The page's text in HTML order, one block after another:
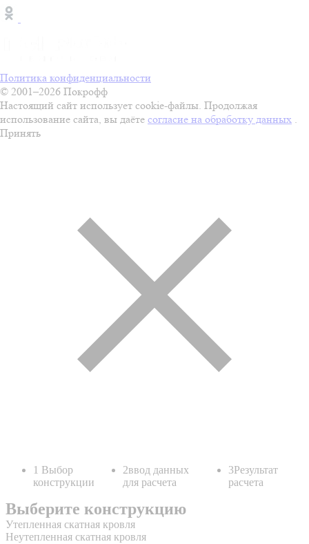
Политика конфиденциальности
© 2001–2026 Покрофф
Настоящий сайт использует cookie-файлы. Продолжая
использование сайта, вы даёте согласие на обработку данных
Принять